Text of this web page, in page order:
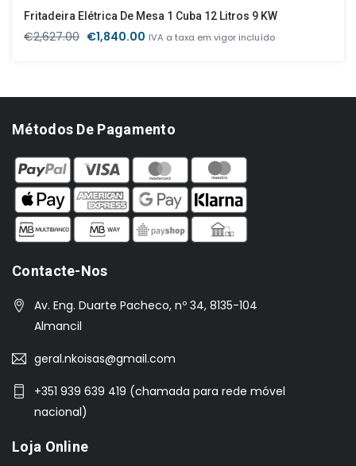
Fritadeira Elétrica De Mesa 1 Cuba 12 Litros 9 KW
€2,627.00 O
€1,840.00 O
IVA a taxa em vigor incluído
Métodos De Pagamento
Contacte-Nos
Av. Eng. Duarte Pacheco, nº 34, 8135-104
Almancil
geral.nkoisas@gmail.com
+351 939 639 419 (chamada para rede móvel
nacional)
Loja Online